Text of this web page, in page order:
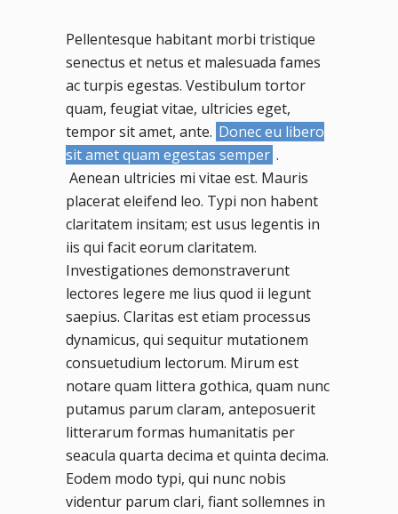
Pellentesque habitant morbi tristique
senectus et netus et malesuada fames
ac turpis egestas. Vestibulum tortor
quam, feugiat vitae, ultricies eget,
tempor sit amet, ante. Donec eu libero
sit amet quam egestas semper .
Aenean ultricies mi vitae est. Mauris
placerat eleifend leo. Typi non habent
claritatem insitam; est usus legentis in
iis qui facit eorum claritatem.
Investigationes demonstraverunt
lectores legere me lius quod ii legunt
saepius. Claritas est etiam processus
dynamicus, qui sequitur mutationem
consuetudium lectorum. Mirum est
notare quam littera gothica, quam nunc
putamus parum claram, anteposuerit
litterarum formas humanitatis per
seacula quarta decima et quinta decima.
Eodem modo typi, qui nunc nobis
videntur parum clari, fiant sollemnes in